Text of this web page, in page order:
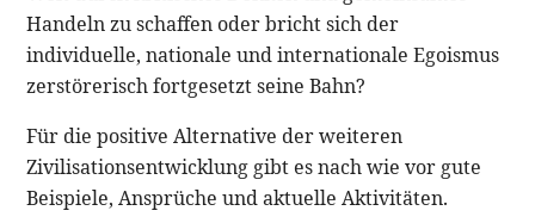
Handeln zu schaffen oder bricht sich der
individuelle, nationale und internationale Egoismus
zerstörerisch fortgesetzt seine Bahn?
Für die positive Alternative der weiteren
Zivilisationsentwicklung gibt es nach wie vor gute
Beispiele, Ansprüche und aktuelle Aktivitäten.